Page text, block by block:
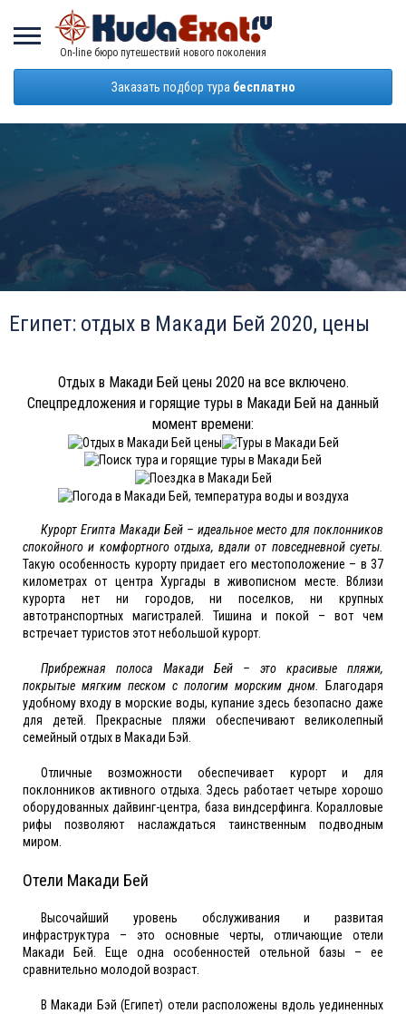
On-line бюро путешествий нового поколения
Заказать подбор тура бесплатно
Египет: отдых в Макади Бей 2020, цены
Отдых в Макади Бей цены 2020 на все включено.
Спецпредложения и горящие туры в Макади Бей на данный
момент времени:
Курорт Египта Макади Бей – идеальное место для поклонников
спокойного и комфортного отдыха, вдали от повседневной суеты.
Такую особенность курорту придает его местоположение – в 37
километрах от центра Хургады в живописном месте. Вблизи
курорта нет ни городов, ни поселков, ни крупных
автотранспортных магистралей. Тишина и покой – вот чем
встречает туристов этот небольшой курорт.
Прибрежная полоса Макади Бей – это красивые пляжи,
покрытые мягким песком с пологим морским дном.
Благодаря
удобному входу в морские воды, купание здесь безопасно даже
для детей. Прекрасные пляжи обеспечивают великолепный
семейный отдых в Макади Бэй.
Отличные возможности обеспечивает курорт и для
поклонников активного отдыха. Здесь работает четыре хорошо
оборудованных дайвинг-центра, база виндсерфинга. Коралловые
рифы позволяют наслаждаться таинственным подводным
миром.
Отели Макади Бей
Высочайший уровень обслуживания и развитая
инфраструктура – это основные черты, отличающие отели
Макади Бей . Еще одна особенностей отельной базы – ее
сравнительно молодой возраст.
В Макади Бэй (Египет) отели расположены вдоль уединенных